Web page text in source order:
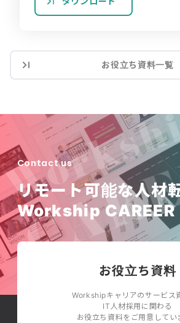
お役立ち資料一覧
Contact us
リモート可能な人材
Workship CAREER
お役立ち資料
Workshipキャリアのサービス
IT人材採用に関わる
お役立ち資料をご用意してい